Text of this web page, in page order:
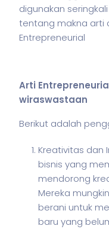
digunakan
tentang makna arti
Entrepreneurial
Arti
wiraswastaan
Berikut adalah
Kreativitas dan
bisnis yang
mendorong
Mereka
berani untuk
baru yang